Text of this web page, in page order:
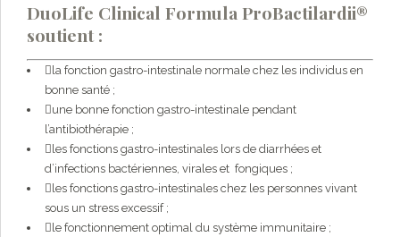
DuoLife Clinical Formula ProBactilardii®
soutient :
la fonction gastro-intestinale normale chez les individus en
bonne santé ;
une bonne fonction gastro-intestinale pendant
l’antibiothérapie ;
les fonctions gastro-intestinales lors de diarrhées et
d’infections bactériennes, virales et fongiques ;
les fonctions gastro-intestinales chez les personnes vivant
sous un stress excessif ;
le fonctionnement optimal du système immunitaire ;